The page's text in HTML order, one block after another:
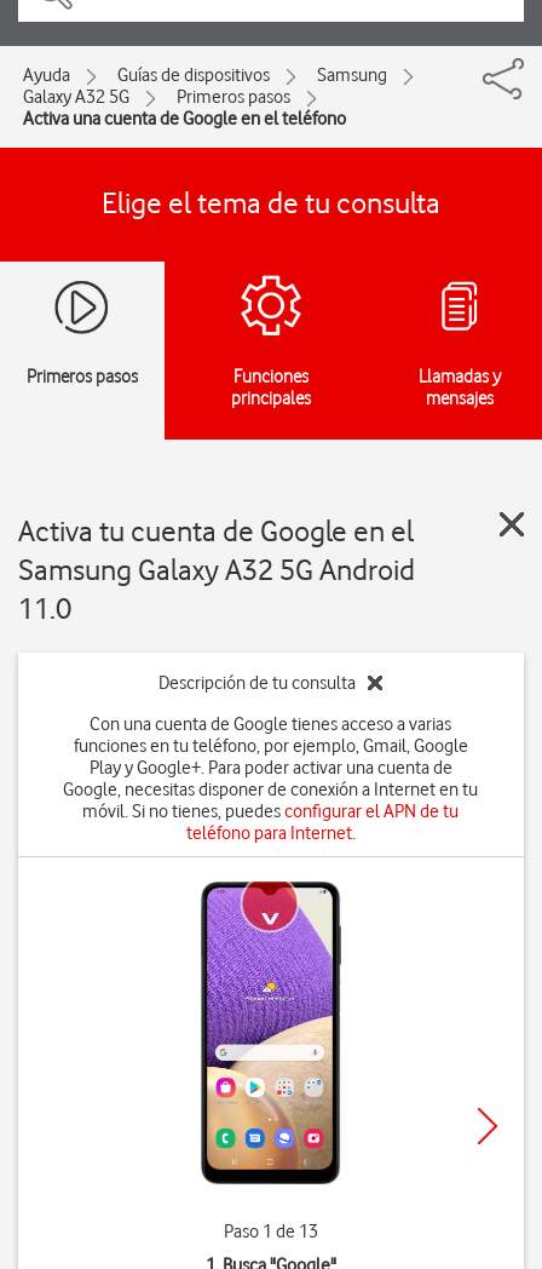
Ayuda Guías de dispositivos
Samsung
Galaxy A32 5G
Primeros pasos
Activa una cuenta de Google en el teléfono
Elige el tema de tu consulta
Primeros pasos
Funciones
principales
Llamadas y
mensajes
Activa tu cuenta de Google en el
Samsung Galaxy A32 5G Android
11.0
Descripción de tu consulta
Con una cuenta de Google tienes acceso a varias
funciones en tu teléfono, por ejemplo, Gmail, Google
Play y Google+. Para poder activar una cuenta de
Google, necesitas disponer de conexión a Internet en tu
móvil. Si no tienes, puedesconfigurar el APN de tu
teléfono para Internet.
Paso 1 de 13